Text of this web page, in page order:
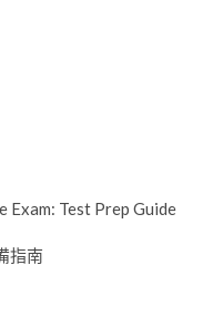
Exam: Test Prep Guide
指南